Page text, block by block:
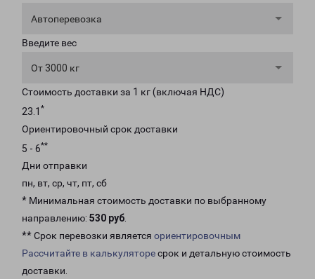
Автоперевозка
Введите вес
От 3000 кг
Стоимость доставки за 1 кг (включая НДС)
23.1 *
Ориентировочный срок доставки
5 - 6**
Дни отправки
пн, вт, ср, чт, пт, сб
* Минимальная стоимость доставки по выбранному
направлению: 530 руб.
** Срок перевозки является ориентировочным
Рассчитайте в калькуляторесрок и детальную стоимость
доставки.